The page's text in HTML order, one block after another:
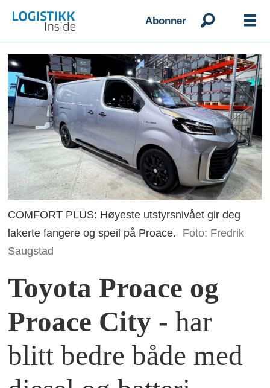
Abonner
COMFORT PLUS: Høyeste utstyrsnivået gir deg
lakerte fangere og speil på Proace.
Foto: Fredrik
Saugstad
Toyota Proace og
Proace City - har
blitt bedre både med